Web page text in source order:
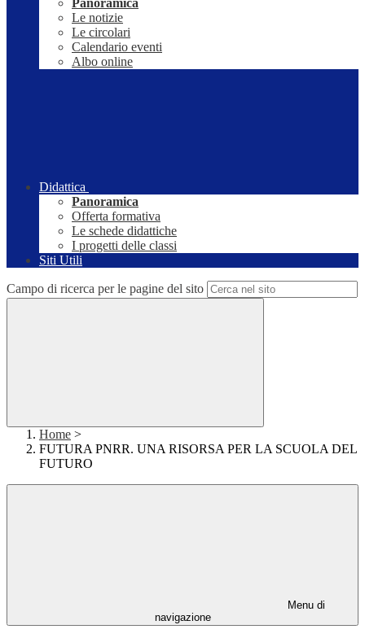
Panoramica
Le notizie
Le circolari
Calendario eventi
Albo online
Didattica
Panoramica
Offerta formativa
Le schede didattiche
I progetti delle classi
Siti Utili
Campo di ricerca per le pagine del sito
Home >
FUTURA PNRR. UNA RISORSA PER LA SCUOLA DEL
FUTURO
Menu di
navigazione